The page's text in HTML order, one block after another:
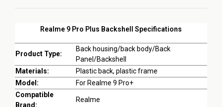
Realme 9 Pro Plus Backshell Specifications
Product Type:
Back housing/back body/Back
Panel/Backshell
Materials:
Plastic back, plastic frame
Model:
For Realme 9 Pro+
Compatible
Brand:
Realme